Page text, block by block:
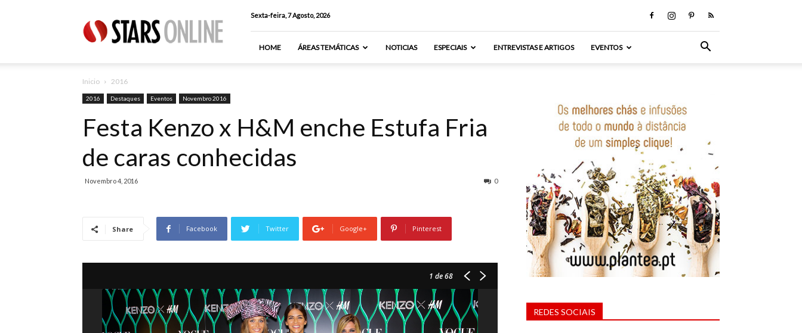
Online
Sexta-feira, 7 Agosto, 2026
HOME ÁREAS TEMÁTICAS NOTICIAS ESPECIAIS ENTREVISTAS E ARTIGOS EVENTOS
Inicio 2016
2016 Destaques Eventos Novembro 2016
Festa Kenzo x H&M enche Estufa Fria
de caras conhecidas
Novembro 4, 2016 0
Share Facebook Twitter Google+ Pinterest
1 de 68
REDES SOCIAIS